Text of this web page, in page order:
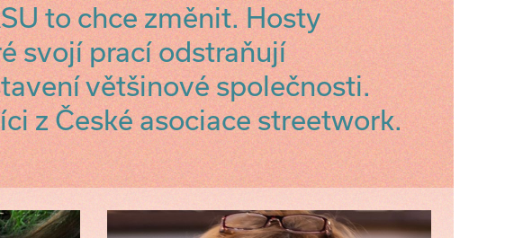
to chce změnit. Hosty
svojí prací odstraňují
většinové společnosti.
z České asociace streetwork.